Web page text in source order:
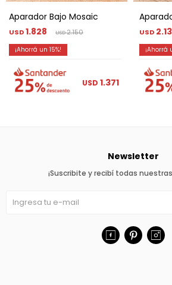
Aparador Bajo Mosaic
USD1.828 USD2.150
15
USD 1.371
USD
Newsletter
¡Suscribite y recibí todas
  